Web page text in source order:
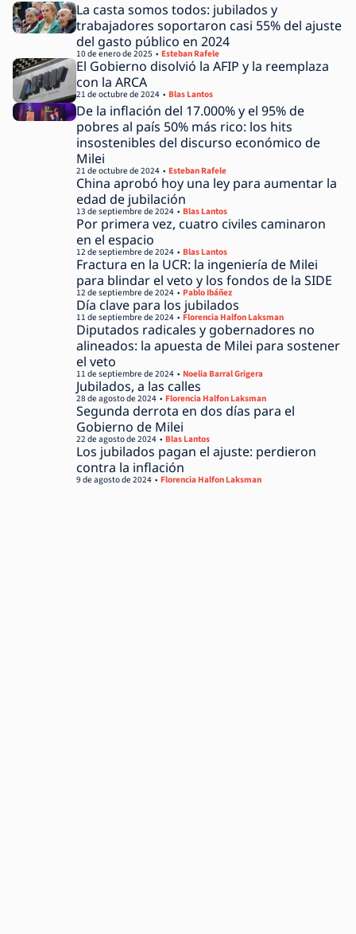
La casta somos todos: jubilados y
trabajadores soportaron casi 55% del ajuste
del gasto público en 2024
Esteban Rafele
10 de enero de 2025
El Gobierno disolvió la AFIP y la reemplaza
con la ARCA
Blas Lantos
21 de octubre de 2024
De la inflación del 17.000% y el 95% de
pobres al país 50% más rico: los hits
insostenibles del discurso económico de
Milei
Esteban Rafele
21 de octubre de 2024
China aprobó hoy una ley para aumentar la
edad de jubilación
Blas Lantos
13 de septiembre de 2024
Por primera vez, cuatro civiles caminaron
en el espacio
Blas Lantos
12 de septiembre de 2024
Fractura en la UCR: la ingeniería de Milei
para blindar el veto y los fondos de la SIDE
Pablo Ibáñez
12 de septiembre de 2024
Día clave para los jubilados
Florencia Halfon Laksman
11 de septiembre de 2024
Diputados radicales y gobernadores no
alineados: la apuesta de Milei para sostener
el veto
Noelia Barral Grigera
11 de septiembre de 2024
Jubilados, a las calles
Florencia Halfon Laksman
28 de agosto de 2024
Segunda derrota en dos días para el
Gobierno de Milei
Blas Lantos
22 de agosto de 2024
Los jubilados pagan el ajuste: perdieron
contra la inflación
Florencia Halfon Laksman
9 de agosto de 2024